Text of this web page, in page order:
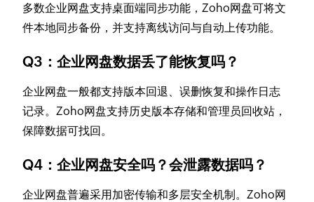
多数企业网盘支持桌面端同步功能，Zoho网盘可将文
件本地同步备份，并支持离线访问与自动上传功能。
Q3：企业网盘数据丢了能恢复吗？
企业网盘一般都支持版本回退、误删恢复和操作日志
记录。Zoho网盘支持历史版本存储和管理员回收站，
保障数据可找回。
Q4：企业网盘安全吗？会泄露数据吗？
企业网盘普遍采用加密传输和多层安全机制。Zoho网